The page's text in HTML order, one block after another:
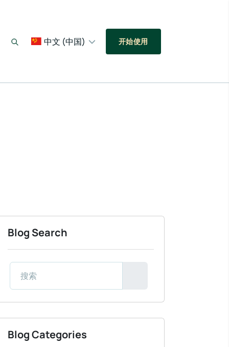
中文 (中国) 开始使用
Blog Search
Blog Categories